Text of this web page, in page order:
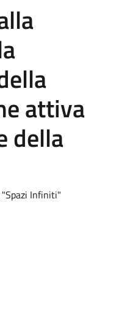
attiva
della
Infiniti"